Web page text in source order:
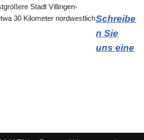
Stadt Villingen-
30 Kilometer nordwestlichSchreibe
n Sie
uns eine